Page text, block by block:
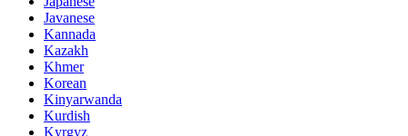
Javanese
Kannada
Kazakh
Khmer
Korean
Kinyarwanda
Kurdish
Kyrgyz